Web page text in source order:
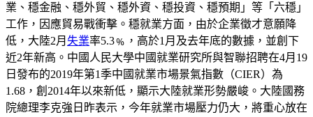
業、穩金融、穩外貿、穩外資、穩投資、穩預期」等「六穩」
工作，因應貿易戰衝擊。穩就業方面，由於企業徵才意願降
低，大陸2月 失業率5.3﹪，高於1月及去年底的數據，並創下
近2年新高。中國人民大學中國就業研究所與智聯招聘在4月19
日發布的2019年第1季中國就業市場景氣指數（CIER）為
1.68，創2014年以來新低，顯示大陸就業形勢嚴峻。大陸國務
院總理李克強日昨表示，今年就業市場壓力仍大，將重心放在